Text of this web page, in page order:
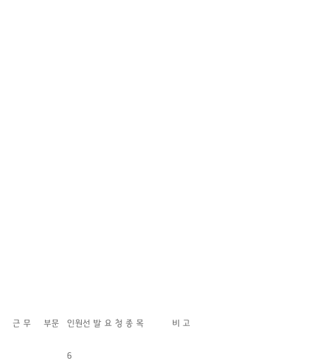
근 무 부문 인원선 발 요 청 종 목 비 고
6